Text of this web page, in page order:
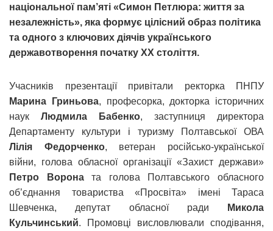
національної пам’яті «Симон Петлюра: життя за
незалежність», яка формує цілісний образ політика
та одного з ключових діячів українського
державотворення початку ХХ століття.
Учасників презентації привітали ректорка ПНПУ
Марина Гриньова, професорка, докторка історичних
наук Людмила Бабенко, заступниця директора
Департаменту культури і туризму Полтавської ОВА
Лілія Федорченко, ветеран російсько-української
війни, голова обласної організації «Захист держави»
Петро Вороната голова Полтавського обласного
об’єднання товариства «Просвіта» імені Тараса
Шевченка, депутат обласної ради
Микола
Кульчинський. Промовці висловлювали сподівання,